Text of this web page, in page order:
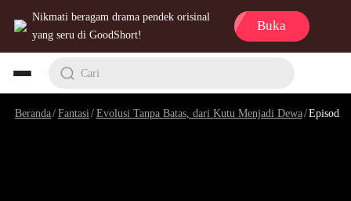
Nikmati beragam drama pendek orisinal
yang seru di GoodShort!
Buka
Cari
Beranda/Fantasi /Evolusi Tanpa Batas, dari Kutu Menjadi Dewa/Episode 7